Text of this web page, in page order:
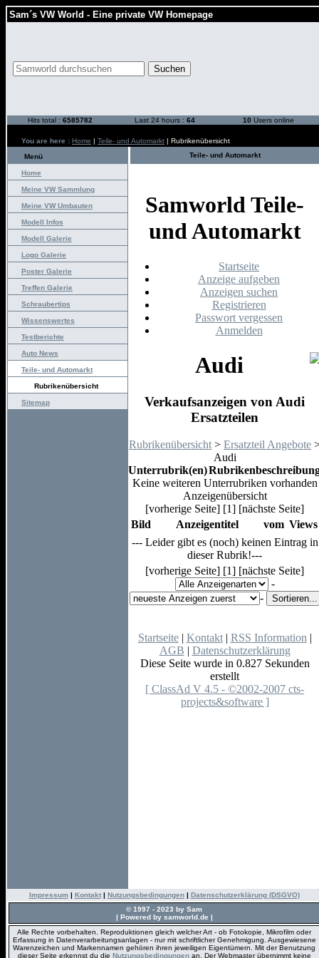
Sam´s VW World - Eine private VW Homepage
Hits total : 6585782 Last 24 hours : 64 10 Users online
You are here : Home | Teile- und Automarkt | Rubrikenübersicht
Menü
Home
Meine VW Sammlung
Meine VW Umbauten
Modell Infos
Modell Galerie
Logo Galerie
Poster Galerie
Treffen Galerie
Schraubertips
Wissenswertes
Testberichte
Auto News
Teile- und Automarkt
Rubrikenübersicht
Sitemap
Teile- und Automarkt
Samworld Teile-
und Automarkt
Startseite
Anzeige aufgeben
Anzeigen suchen
Registrieren
Passwort vergessen
Anmelden
Audi
Verkaufsanzeigen von Audi
Ersatzteilen
Rubrikenübersicht> Ersatzteil Angebote
Audi
Unterrubrik(en)
Keine weiteren Unterrubriken vorhanden
Anzeigenübersicht
[vorherige Seite] [1] [nächste Seite]
Bild
Anzeigentitel vom Views
--- Leider gibt es (noch) keinen Eintrag in
dieser Rubrik!---
[vorherige Seite] [1] [nächste Seite]
-
-
Startseite| Kontakt| RSS Information|
AGB
Datenschutzerklärung
Diese Seite wurde in 0.827 Sekunden
erstellt
[ ClassAd V 4.5 - ©2002-2007 cts-
projects&software ]
Impressum| Kontakt| Nutzungsbedingungen| Datenschutzerklärung (DSGVO)
© 1997 - 2023 by Sam
| Powered by samworld.de |
Alle Rechte vorbehalten. Reproduktionen gleich welcher Art - ob Fotokopie, Mikrofilm oder
Erfassung in Datenverarbeitungsanlagen - nur mit schriftlicher Genehmigung. Ausgewiesene
Warenzeichen und Markennamen gehören ihren jeweiligen Eigentümern. Mit der Benutzung
dieser Seite erkennst du die Nutzungsbedingungenan. Der Webmaster übernimmt keine